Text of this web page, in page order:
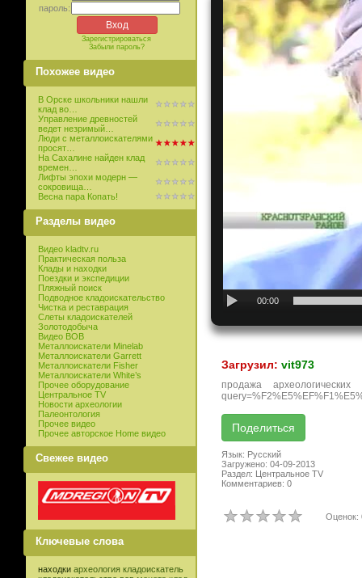
пароль:
Зарегистрироваться
Забыли пароль?
Похожее видео
В Орске школьники нашли
клад во…
Управление древностей
ведет незримый…
Люди с металлоискателями
просят…
На Сахалине найден клад
времен…
Лифты эпохи модерн —
сокровища…
Весна пара Копать!
Разделы видео
Видео kladtv.ru
Практическая польза
Клады и находки
Поездки и экспедиции
Пляжный поиск
Подводное кладоискательство
Чистка и реставрация
Слеты кладоискателей
Золотодобыча
Видео ВОВ
Металлоискатели Minelab
Металлоискатели Garrett
Металлоискатели Fisher
Металлоискатели White’s
Прочее оборудование
Центральное TV
Новости археологии
Палеонтология
Прочее видео
Прочее авторское Home видео
Свежее видео
Ключевые слова
находки археология кладоискатель
00:00
Загрузил: vit973
продажа археологических
Язык: Русский
Загружено: 04-09-2013
Раздел: Центральное TV
Комментариев: 0
Оценок: